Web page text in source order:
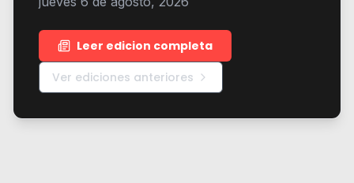
Leer edicion completa
Ver ediciones anteriores